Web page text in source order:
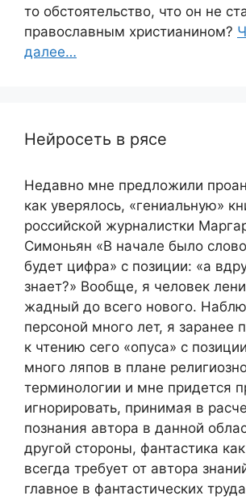
то обстоятельство, что он не
православным христианином?
далее…
Нейросеть в рясе
Недавно мне предложили
как уверялось, «гениальную»
российской журналистки
Симоньян «В начале было
будет цифра» с позиции: «а
знает?» Вообще, я человек
жадный до всего нового.
персоной много лет, я заранее
к чтению сего «опуса» с
много ляпов в плане
терминологии и мне придется
игнорировать, принимая в
познания автора в данной
другой стороны, фантастика
всегда требует от автора
главное в фантастических